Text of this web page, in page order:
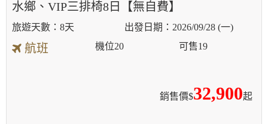
水鄉、VIP三排椅8日【無自費】
8天 2026/09/28 (一)
航班
銷售價$32,900起
機位20 可售19